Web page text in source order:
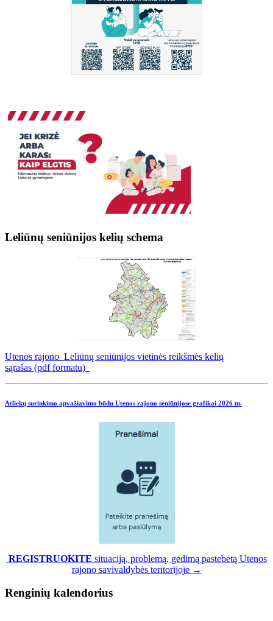
Leliūnų seniūnijos kelių schema
Utenos rajono Leliūnų seniūnijos vietinės reikšmės kelių
sąrašas (pdf formatu)
Atliekų surinkimo apvažiavimo būdu Utenos rajono seniūnijose grafikai 2026 m.
REGISTRUOKITE situaciją, problemą, gedimą pastebėtą Utenos
rajono savivaldybės teritorijoje →
Renginių kalendorius